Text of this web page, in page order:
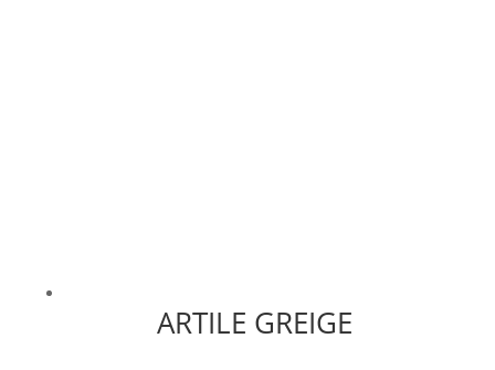
ARTILE GREIGE